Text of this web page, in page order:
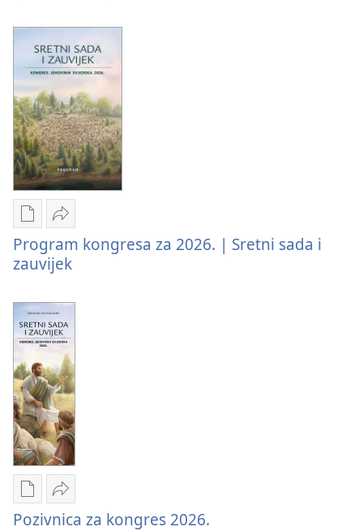
Program
pokrajinskog
sastanka
2025./2026.
(predstavnik
podružnice)
2025./2026.
(predstavnik
podružnice)
Postavke
preuzimanja
naših
Program
kongresa
za
2026.
|
Sretni
sada
i
zauvijek
Podijeli
Program
kongresa
2026.
|
Sretni
sada
i
zauvijek
Program kongresa za 2026. | Sretni sada i
zauvijek
Postavke
preuzimanja
Podijeli
Pozivnica
Pozivnica za kongres 2026.